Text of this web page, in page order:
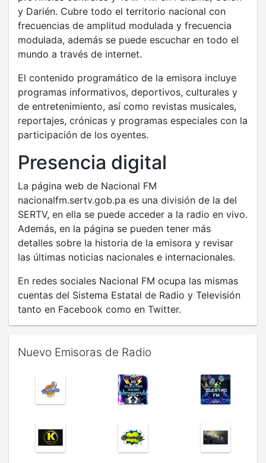
y Darién. Cubre todo el territorio nacional con
frecuencias de amplitud modulada y frecuencia
modulada, además se puede escuchar en todo el
mundo a través de internet.
El contenido programático de la emisora incluye
programas informativos, deportivos, culturales y
de entretenimiento, así como revistas musicales,
reportajes, crónicas y programas especiales con la
participación de los oyentes.
Presencia digital
La página web de Nacional FM
nacionalfm.sertv.gob.pa es una división de la del
SERTV, en ella se puede acceder a la radio en vivo.
Además, en la página se pueden tener más
detalles sobre la historia de la emisora y revisar
las últimas noticias nacionales e internacionales.
En redes sociales Nacional FM ocupa las mismas
cuentas del Sistema Estatal de Radio y Televisión
tanto en Facebook como en Twitter.
Nuevo Emisoras de Radio